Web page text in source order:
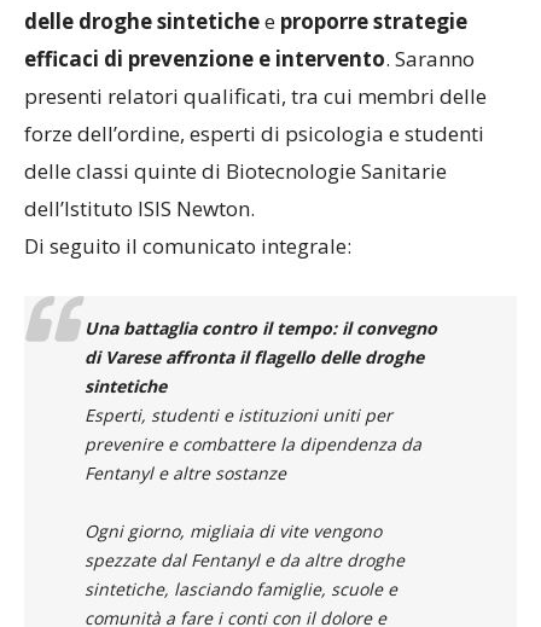
delle droghe sintetichee proporre strategie
efficaci di prevenzione e intervento. Saranno
presenti relatori qualificati, tra cui membri delle
forze dell’ordine, esperti di psicologia e studenti
delle classi quinte di Biotecnologie Sanitarie
dell’Istituto ISIS Newton.
Di seguito il comunicato integrale:
Una battaglia contro il tempo: il convegno
di Varese affronta il flagello delle droghe
sintetiche
Esperti, studenti e istituzioni uniti per
prevenire e combattere la dipendenza da
Fentanyl e altre sostanze
Ogni giorno, migliaia di vite vengono
spezzate dal Fentanyl e da altre droghe
sintetiche, lasciando famiglie, scuole e
comunità a fare i conti con il dolore e